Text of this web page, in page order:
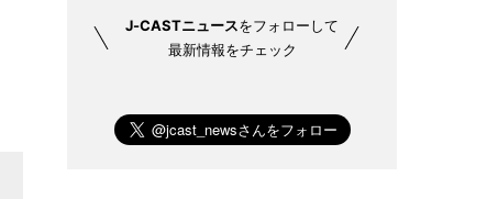
J-CASTニュースをフォローして
最新情報をチェック